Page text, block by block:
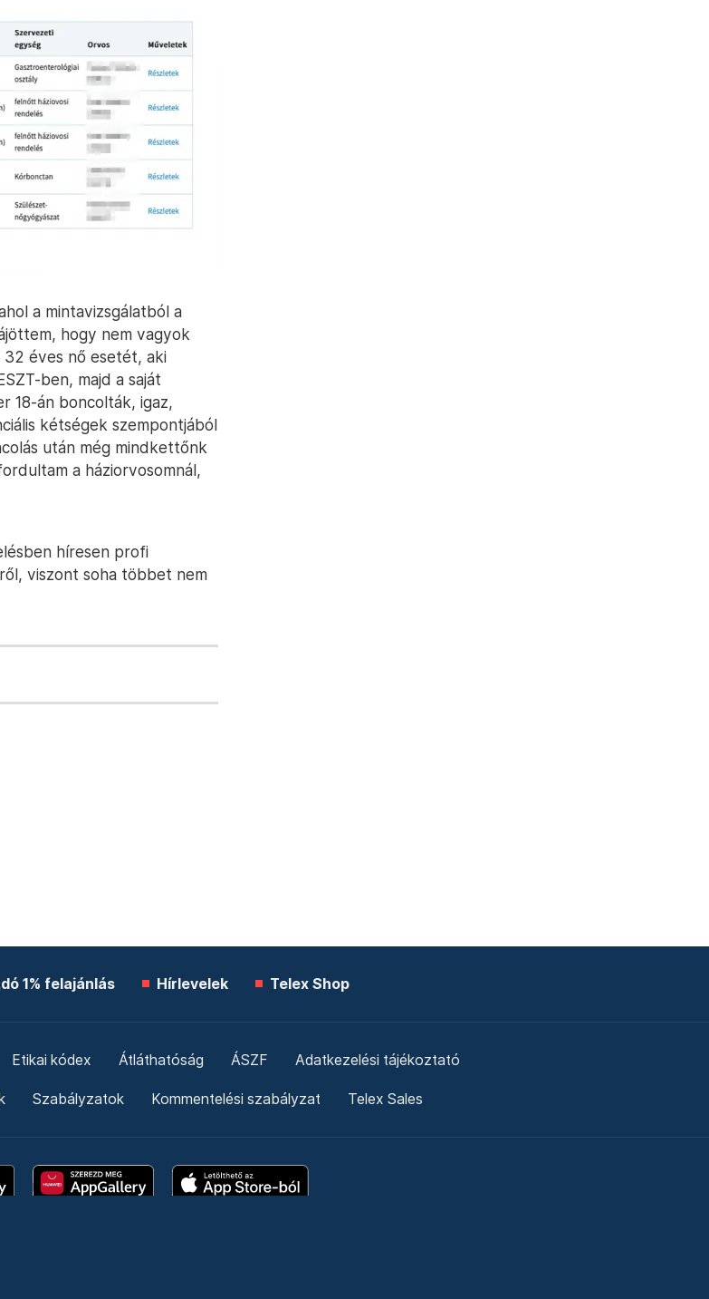
a mintavizsgálatból a
hogy nem vagyok
éves nő esetét, aki
ben, majd a saját
18-án boncolták, igaz,
kétségek szempontjából
után még mindkettőnk
a háziorvosomnál,
híresen profi
viszont soha többet nem
1% felajánlás Hírlevelek Telex Shop
Etikai kódex Átláthatóság ÁSZF Adatkezelési tájékoztató
Szabályzatok Kommentelési szabályzat Telex Sales